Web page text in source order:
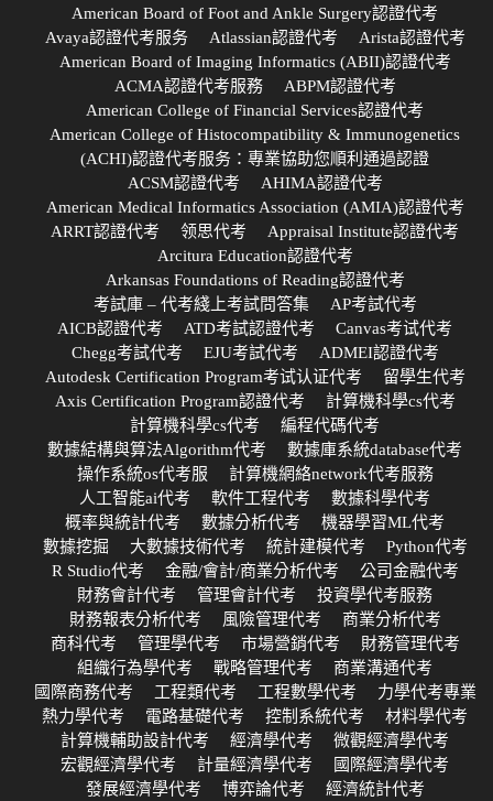
American Board of Foot and Ankle Surgery認證代考
Avaya認證代考服务
Atlassian認證代考
Arista認證代考
American Board of Imaging Informatics (ABII)認證代考
ACMA認證代考服務
ABPM認證代考
American College of Financial Services認證代考
American College of Histocompatibility & Immunogenetics
(ACHI)認證代考服务：專業協助您順利通過認證
ACSM認證代考
AHIMA認證代考
American Medical Informatics Association (AMIA)認證代考
ARRT認證代考
领思代考
Appraisal Institute認證代考
Arcitura Education認證代考
Arkansas Foundations of Reading認證代考
考試庫 – 代考綫上考試問答集
AP考試代考
AICB認證代考
ATD考試認證代考
Canvas考试代考
Chegg考試代考
EJU考試代考
ADMEI認證代考
Autodesk Certification Program考试认证代考
留學生代考
Axis Certification Program認證代考
計算機科學cs代考
計算機科學cs代考
編程代碼代考
數據結構與算法Algorithm代考
數據庫系統database代考
操作系統os代考服
計算機網絡network代考服務
人工智能ai代考
軟件工程代考
數據科學代考
概率與統計代考
數據分析代考
機器學習ML代考
數據挖掘
大數據技術代考 統計建模代考
Python代考
R Studio代考
金融/會計/商業分析代考
公司金融代考
財務會計代考
管理會計代考
投資學代考服務
財務報表分析代考
風險管理代考
商業分析代考
商科代考
管理學代考 市場營銷代考
財務管理代考
組織行為學代考
戰略管理代考
商業溝通代考
國際商務代考
工程類代考 工程數學代考
力學代考專業
熱力學代考
電路基礎代考 控制系統代考
材料學代考
計算機輔助設計代考
經濟學代考
微觀經濟學代考
宏觀經濟學代考
計量經濟學代考
國際經濟學代考
發展經濟學代考
博弈論代考 經濟統計代考